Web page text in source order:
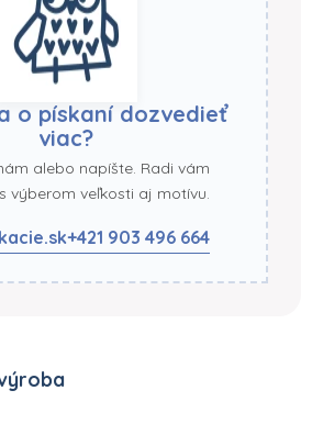
o pískaní dozvedieť
viac?
alebo napíšte. Radi vám
výberom veľkosti aj motívu.
+421 903 496 664